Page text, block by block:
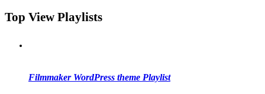
Top View Playlists
Filmmaker WordPress theme Playlist